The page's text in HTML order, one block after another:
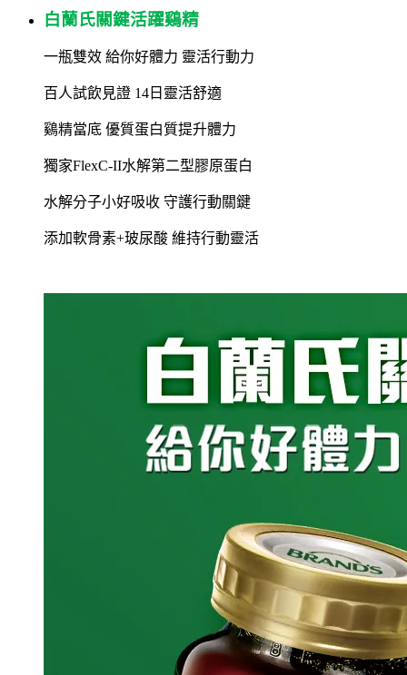
白蘭氏關鍵活躍鷄精
一瓶雙效 給你好體力 靈活行動力
百人試飲見證 14 日靈活舒適
鷄精當底 優質蛋白質提升體力
獨家FlexC-II水解第二型膠原蛋白
水解分子小好吸收 守護行動關鍵
添加軟骨素+玻尿酸 維持行動靈活